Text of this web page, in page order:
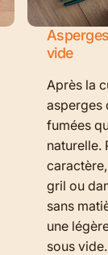
vide
Après la
asperges
fumées
naturelle.
gril ou
sans
une
sous vide.